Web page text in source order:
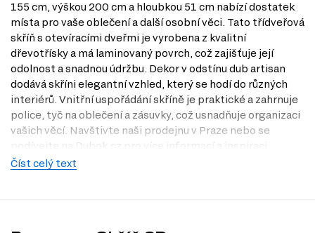
155 cm, výškou 200 cm a hloubkou 51 cm nabízí dostatek
místa pro vaše oblečení a další osobní věci. Tato třídveřová
skříň s otevíracími dveřmi je vyrobena z kvalitní
dřevotřísky a má laminovaný povrch, což zajišťuje její
odolnost a snadnou údržbu. Dekor v odstínu dub artisan
dodává skříni elegantní vzhled, který se hodí do různých
interiérů. Vnitřní uspořádání skříně je praktické a zahrnuje
police, tyč na oblečení a zásuvky, což usnadňuje organizaci
vašich věcí. Navštivte naši prodejnu v Praze nebo se
podívejte na Dubok.cz pro více informací a inspiraci.
Dostupné modifikace produktu
Číst celý text